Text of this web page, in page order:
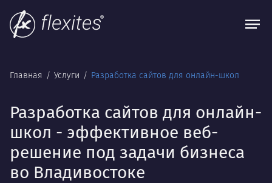
Главная Услуги Разработка сайтов для онлайн-школ
Разработка сайтов для онлайн-
школ - эффективное веб-
решение под задачи бизнеса
во Владивостоке